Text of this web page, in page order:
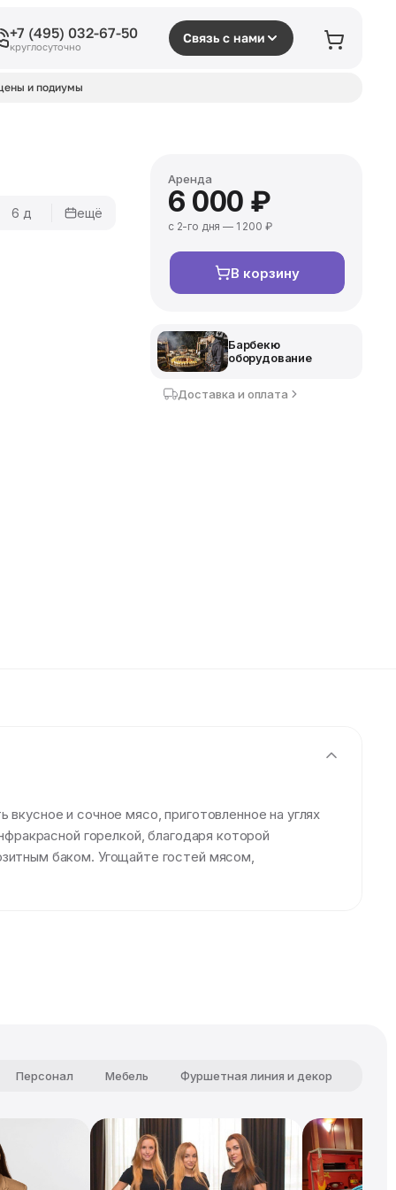
+7 (495) 032-67-50
круглосуточно
Связь с нами
и подиумы
6 д ещё
Аренда
6 000 ₽
с 2-го дня — 1 200 ₽
В корзину
Барбекю
оборудование
Доставка и оплата
и сочное мясо, приготовленное на углях
горелкой, благодаря которой
баком. Угощайте гостей мясом,
Персонал Мебель Фуршетная линия и декор